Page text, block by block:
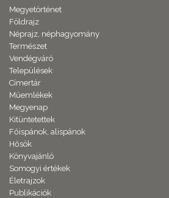
Megyetörténet
Földrajz
Néprajz, néphagyomány
Természet
Vendégváró
Települések
Címertár
Műemlékek
Megyenap
Kitüntetettek
Főispánok, alispánok
Hősök
Könyvajánló
Somogyi értékek
Életrajzok
Publikációk